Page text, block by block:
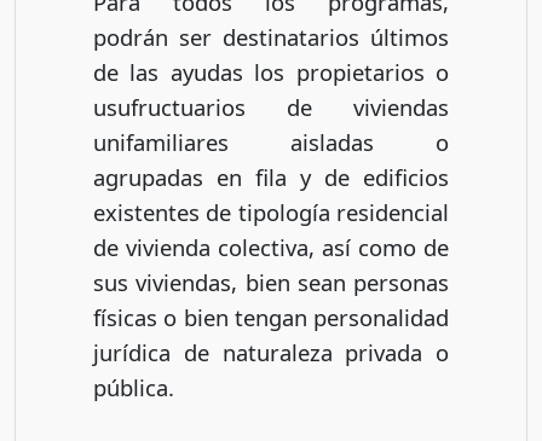
podrán ser destinatarios últimos
de las ayudas los propietarios o
usufructuarios de viviendas
unifamiliares aisladas o
agrupadas en fila y de edificios
existentes de tipología residencial
de vivienda colectiva, así como de
sus viviendas, bien sean personas
físicas o bien tengan personalidad
jurídica de naturaleza privada o
pública.